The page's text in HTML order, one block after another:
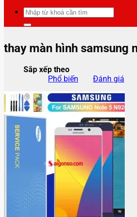
Tìm
kiếm:
thay màn hình samsung
Sắp xếp theo
Phổ biến
Đánh giá